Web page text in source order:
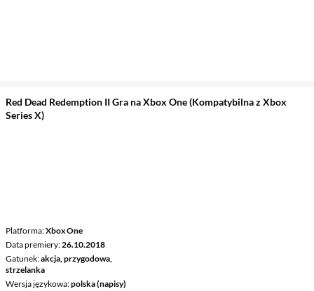
Red Dead Redemption II Gra na Xbox One (Kompatybilna z Xbox
Series X)
Platforma Xbox One
Data premiery 26.10.2018
Gatunek akcja, przygodowa,
strzelanka
Wersja językowa polska (napisy)